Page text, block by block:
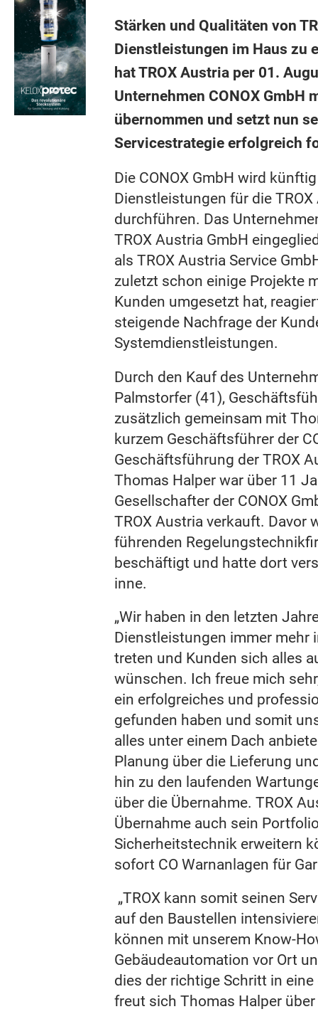
Stärken und Qualitäten von
Dienstleistungen im Haus zu
hat TROX Austria per 01.
Unternehmen CONOX GmbH
übernommen und setzt nun
Servicestrategie erfolgreich
Die CONOX GmbH wird
Dienstleistungen für die
durchführen. Das
TROX Austria GmbH
als TROX Austria Service
zuletzt schon einige Projekte
Kunden umgesetzt hat,
steigende Nachfrage der
Systemdienstleistungen.
Durch den Kauf des
Palmstorfer (41),
zusätzlich gemeinsam mit
kurzem Geschäftsführer der
Geschäftsführung der TROX
Thomas Halper war über 11
Gesellschafter der CONOX
TROX Austria verkauft. Davor
führenden
beschäftigt und hatte dort
inne.
„Wir haben in den letzten
Dienstleistungen immer mehr
treten und Kunden sich alles
wünschen. Ich freue mich
ein erfolgreiches und
gefunden haben und somit
alles unter einem Dach
Planung über die Lieferung
hin zu den laufenden
über die Übernahme. TROX
Übernahme auch sein
Sicherheitstechnik erweitern
sofort CO Warnanlagen für
„TROX kann somit seinen
auf den Baustellen
können mit unserem Know-
Gebäudeautomation vor Ort
dies der richtige Schritt in
freut sich Thomas Halper über